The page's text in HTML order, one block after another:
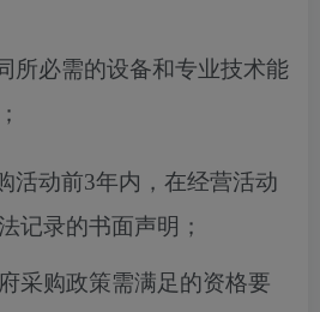
所必需的设备和专业技术能
活动前3年内，在经营活动
记录的书面声明；
采购政策需满足的资格要